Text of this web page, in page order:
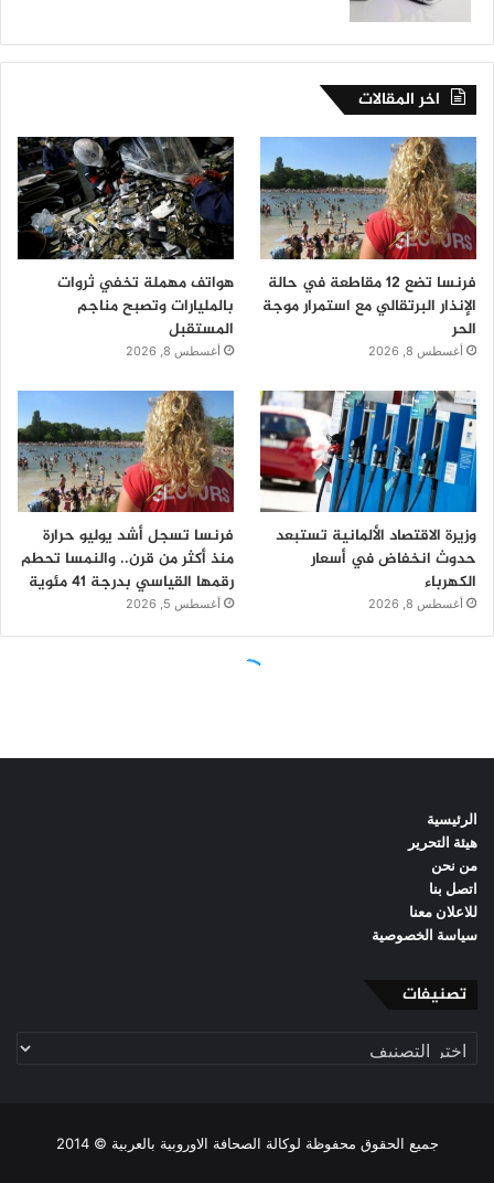
الرئيسية
هيئة التحرير
من نحن
اتصل بنا
للاعلان معنا
سياسة الخصوصية
تصنيفات
تصنيفات
جميع الحقوق محفوظة لوكالة الصحافة الاوروبية بالعربية © 2014